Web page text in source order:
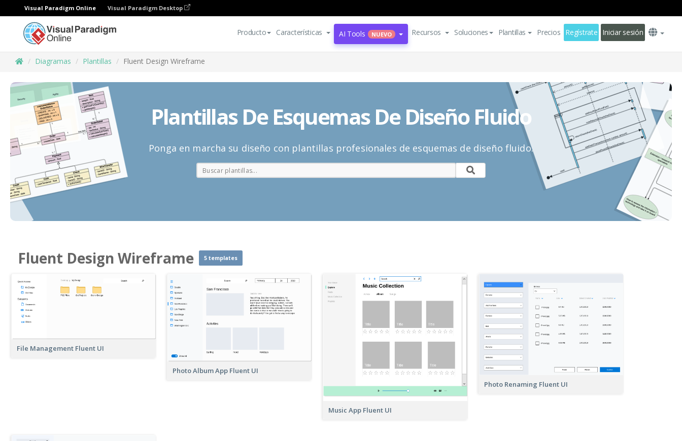
Visual Paradigm Online Visual Paradigm Desktop
Producto Características AI Tools NUEVO Recursos Soluciones Plantillas Precios Regístrate Iniciar sesión
Diagramas Plantillas Fluent Design Wireframe
Plantillas De Esquemas De Diseño Fluido
Ponga en marcha su diseño con plantillas profesionales de esquemas de diseño fluido.
Fluent Design Wireframe 5 templates
File Management Fluent UI
Photo Album App Fluent UI
Music App Fluent UI
Photo Renaming Fluent UI